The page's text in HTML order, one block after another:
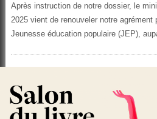
Après instruction de notre dossier, le
2025 vient de renouveler notre agrément
Jeunesse éducation populaire (JEP),